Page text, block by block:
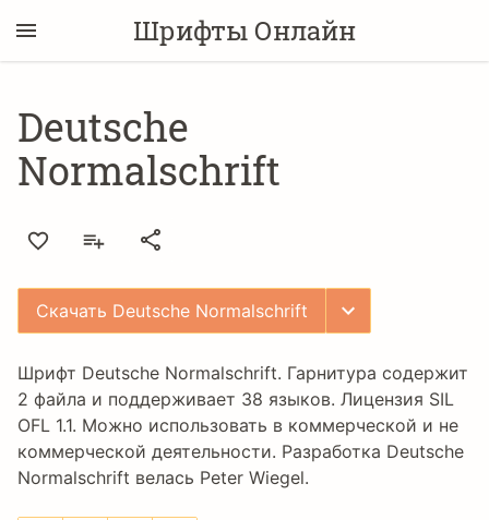
Шрифты Онлайн
Deutsche
Normalschrift
Скачать Deutsche Normalschrift
Шрифт Deutsche Normalschrift. Гарнитура содержит
2 файла и поддерживает 38 языков. Лицензия SIL
OFL 1.1. Можно использовать в коммерческой и не
коммерческой деятельности. Разработка Deutsche
Normalschrift велась Peter Wiegel.